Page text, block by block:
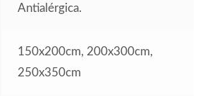
Antialérgica.
150x200cm, 200x300cm,
250x350cm